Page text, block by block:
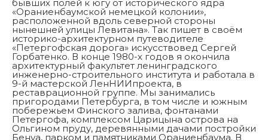
бывших полей к югу от исторического ядра
«Ораниенбаумской немецкой колонии»,
расположенной вдоль северной стороны
нынешней улицы Левитана». Так пишет в своём
историко-архитектурном путеводителе
«Петергофская дорога» искусствовед Сергей
Горбатенко. В конце 1980-х годов я окончила
архитектурный факультет ленинградского
инженерно-строительного института и работала в
9-й мастерской ЛенНИИпроекта, в
реставрационной группе. Мы занимались
пригородами Петербурга, в том числе и южным
побережьем Финского залива, фонтанами
Петергофа, комплексом Царицына острова на
Ольгином пруду, деревянными дачами постройки
Бенуа, парком и памятниками Ораниенбаума. В